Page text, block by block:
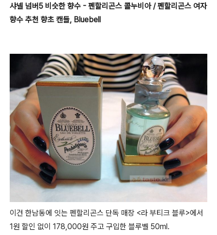
샤넬 넘버5 비슷한 향수 - 펜할리곤스 콜누비아 / 펜할리곤스 여자
향수 추천 향초 캔들, Bluebell
이건 한남동에 잇는 펜할리곤스 단독 매장 <라 부티크 블루>에서
1원 할인 없이 178,000원 주고 구입한 블루벨 50ml.